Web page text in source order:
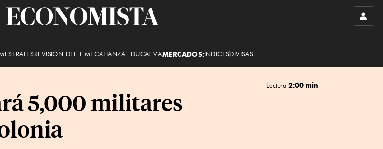
El
REVISIÓN DEL T-MECALIANZA EDUCATIVAMERCADOS:ÍNDICESDIVISAS
Lectura 2:00 min
5,000 militares